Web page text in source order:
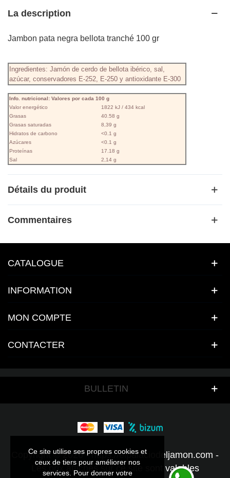
Ce site utilise ses propres cookies et
ceux de tiers pour améliorer nos
services. Pour donner votre
La description
Jambon pata negra bellota tranché 100 gr
Ingredientes: Jamón de cerdo de bellota ibérico, sal,
azúcar, conservadores E-252, E-250 y antioxidante E-300
Info. nutricional: Valores por cada 100 g
Valor energético
1822 kJ / 434 kcal
Grasas
40.58 g
Grasas saturadas
8,39 g
Hidratos de carbono
<0.1 g
Azúcares
<0.1 g
Proteínas
17.18 g
Sal
2,14 g
Détails du produit
Commentaires
CATALOGUE
INFORMATION
MON COMPTE
CONTACTER
Ce site utilise ses propres cookies et
ceux de tiers pour améliorer nos
services. Pour donner votre
BULLETIN
Copyright © 2026 - https://elpalaciodeljamon.com -
Les prix affichés sur ce site sont valables